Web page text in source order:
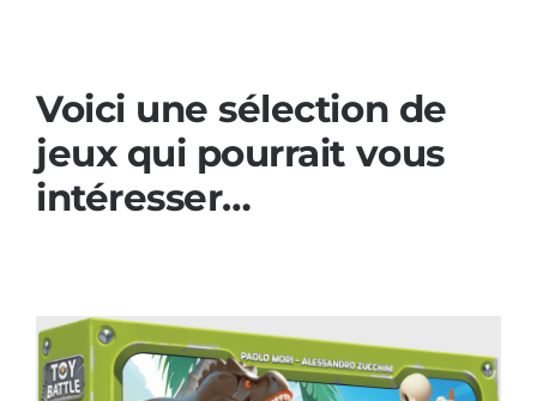
Voici une sélection de
jeux qui pourrait vous
intéresser…